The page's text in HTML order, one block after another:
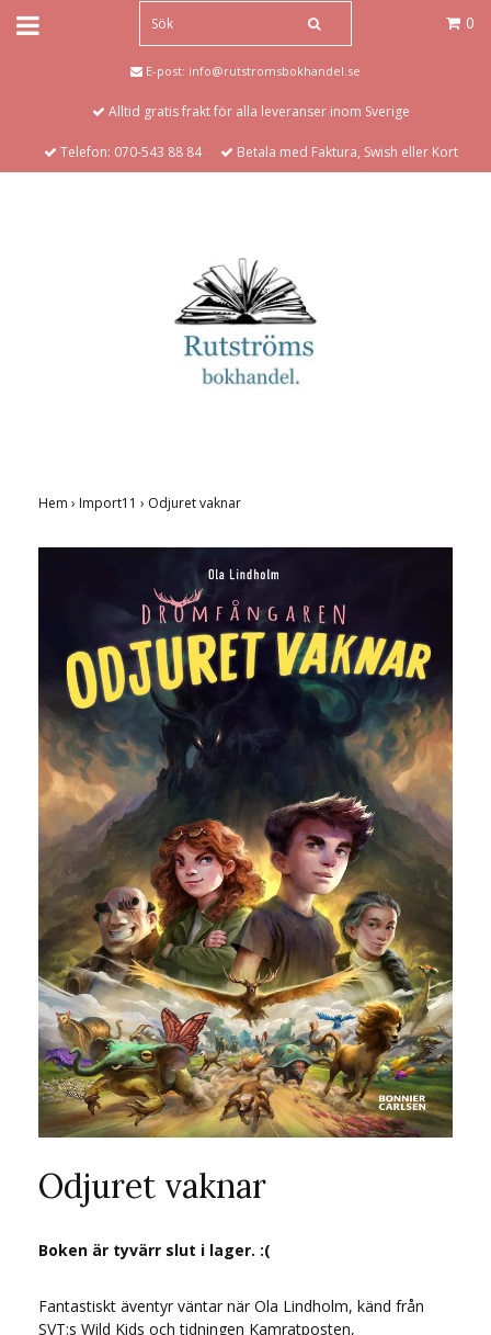
0
E-post: info@rutstromsbokhandel.se
Alltid gratis frakt för alla leveranser inom Sverige
Telefon: 070-543 88 84 Betala med Faktura, Swish eller Kort
Hem › Import11 › Odjuret vaknar
Odjuret vaknar
Boken är tyvärr slut i lager. :(
Fantastiskt äventyr väntar när Ola Lindholm, känd från
SVT:s Wild Kids och tidningen Kamratposten,